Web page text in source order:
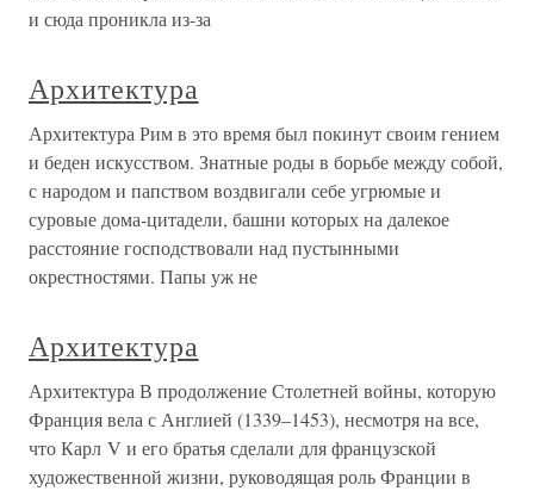
и сюда проникла из-за
Архитектура
Архитектура Рим в это время был покинут своим гением
и беден искусством. Знатные роды в борьбе между собой,
с народом и папством воздвигали себе угрюмые и
суровые дома-цитадели, башни которых на далекое
расстояние господствовали над пустынными
окрестностями. Папы уж не
Архитектура
Архитектура В продолжение Столетней войны, которую
Франция вела с Англией (1339–1453), несмотря на все,
что Карл V и его братья сделали для французской
художественной жизни, руководящая роль Франции в